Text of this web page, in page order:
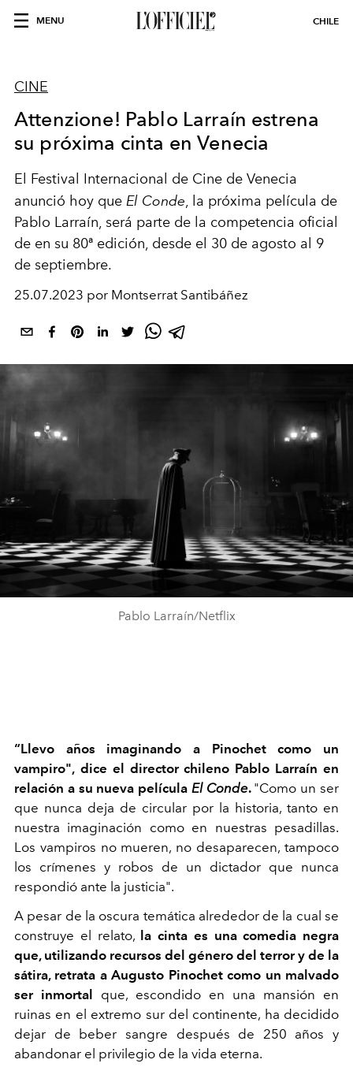
MENU CHILE
CINE
Attenzione! Pablo Larraín estrena
su próxima cinta en Venecia
El Festival Internacional de Cine de Venecia
anunció hoy que El Conde, la próxima película de
Pablo Larraín, será parte de la competencia oficial
de en su 80ª edición, desde el 30 de agosto al 9
de septiembre.
25.07.2023 por Montserrat Santibáñez
Pablo Larraín/Netflix
“Llevo años imaginando a Pinochet como un
vampiro", dice el director chileno Pablo Larraín en
relación a su nueva película El Conde. "Como un ser
que nunca deja de circular por la historia, tanto en
nuestra imaginación como en nuestras pesadillas.
Los vampiros no mueren, no desaparecen, tampoco
los crímenes y robos de un dictador que nunca
respondió ante la justicia".
A pesar de la oscura temática alrededor de la cual se
construye el relato, la cinta es una comedia negra
que, utilizando recursos del género del terror y de la
sátira, retrata a Augusto Pinochet como un malvado
ser inmortal que, escondido en una mansión en
ruinas en el extremo sur del continente, ha decidido
dejar de beber sangre después de 250 años y
abandonar el privilegio de la vida eterna.